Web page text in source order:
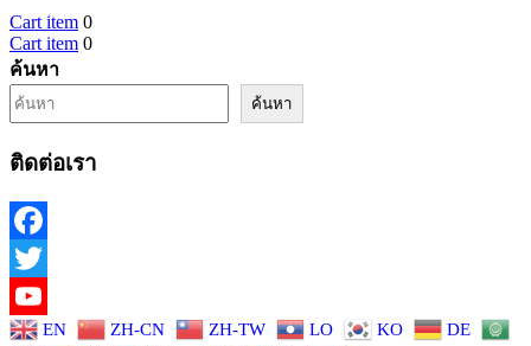
Cart itemCart
item
0Close
Menu
Cart itemCart
0
ค้นหา
ค้นหา
ติดต่อเรา
Facebook
Twitter
YouTube
EN ZH-CN ZH-TW LO KO
DE